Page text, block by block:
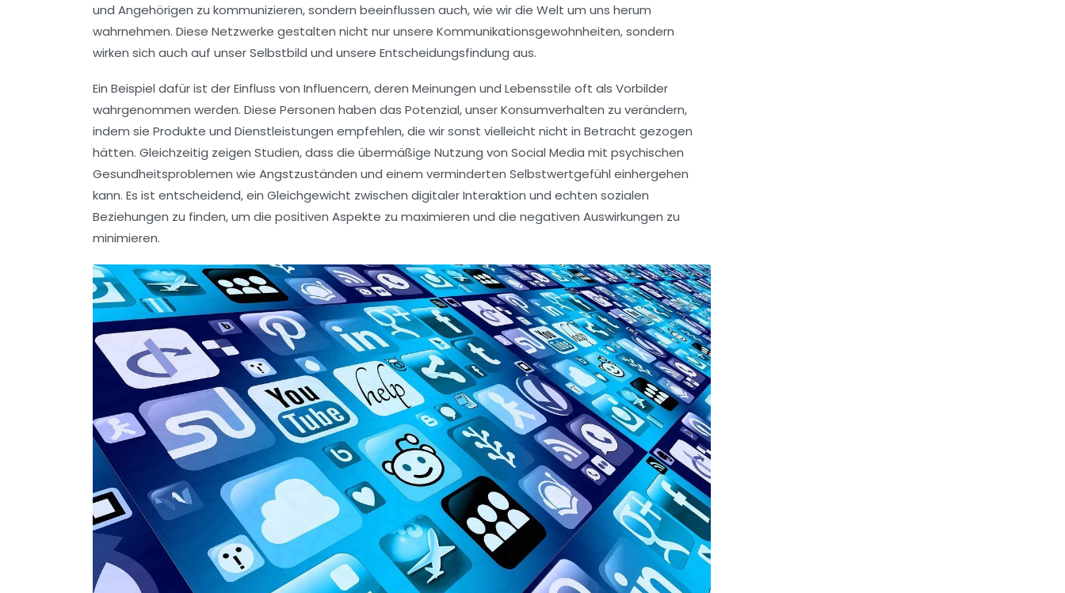
und Angehörigen zu kommunizieren, sondern beeinflussen auch, wie wir die Welt um uns herum
wahrnehmen. Diese Netzwerke gestalten nicht nur unsere Kommunikationsgewohnheiten, sondern
wirken sich auch auf unserSelbstbild und unsere Entscheidungsfindung aus.
Ein Beispiel dafür ist der Einfluss von Influencern, deren Meinungen und Lebensstile oft als Vorbilder
wahrgenommen werden. Diese Personen haben das Potenzial, unserKonsumverhalten zu verändern,
indem sie Produkte und Dienstleistungen empfehlen, die wir sonst vielleicht nicht in Betracht gezogen
hätten. Gleichzeitig zeigen Studien, dass die übermäßige Nutzung von Social Media mit psychischen
Gesundheitsproblemen wie Angstzuständen und einem verminderten Selbstwertgefühl einhergehen
kann. Es ist entscheidend, ein Gleichgewicht zwischen digitaler Interaktion und echten sozialen
Beziehungen zu finden, um die positiven Aspekte zu maximieren und die negativen Auswirkungen zu
minimieren.